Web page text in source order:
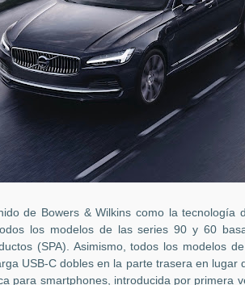
de Bowers & Wilkins como la tecnología
los modelos de las series 90 y 60
(SPA). Asimismo, todos los modelos
USB-C dobles en la parte trasera en lugar
para smartphones, introducida por primera